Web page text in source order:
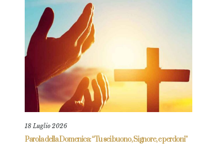
18 Luglio 2026
Parola della Domenica: “Tu sei buono, Signore, e perdoni”